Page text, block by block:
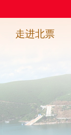
走进北票